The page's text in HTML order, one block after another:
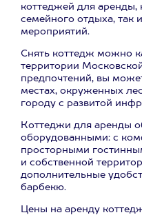
коттеджей для аренды,
семейного отдыха, так
мероприятий.
Снять коттедж можно
территории
предпочтений, вы
местах, окруженных
городу с развитой
Коттеджи для аренды
оборудованными: с
просторными
и собственной
дополнительные
барбекю.
Цены на аренду